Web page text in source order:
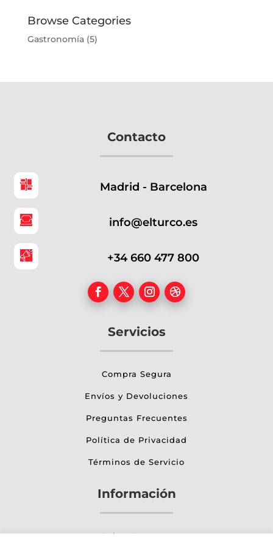
Browse Categories
Gastronomía(5)
Contacto
Madrid - Barcelona
info@elturco.es
+34 660 477 800
Servicios
Compra Segura
Envíos y Devoluciones
Preguntas Frecuentes
Política de Privacidad
Términos de Servicio
Información